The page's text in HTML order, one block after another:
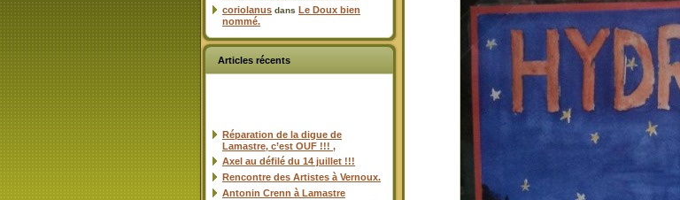
coriolanus dans Le Doux bien
nommé.
Articles récents
Réparation de la digue de
Lamastre, c’est OUF !!! ,
Axel au défilé du 14 juillet !!!
Rencontre des Artistes à Vernoux.
Antonin Crenn à Lamastre